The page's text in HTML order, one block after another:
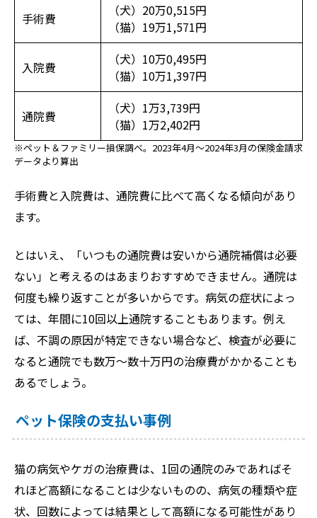
手術費
（犬）20万0,515円
（猫）19万1,571円
入院費
（犬）10万0,495円
（猫）10万1,397円
通院費
（犬）1万3,739円
（猫）1万2,402円
※ペット＆ファミリー損保調べ。2023年4月～2024年3月の保険金請求
データより算出
手術費と入院費は、通院費に比べて高くなる傾向があり
ます。
とはいえ、「いつもの通院費は安いから通院補償は必要
ない」と考えるのはあまりおすすめできません。通院は
何度も繰り返すことが多いからです。病気の症状によっ
ては、年間に10回以上通院することもあります。例え
ば、不調の原因が特定できない場合など、検査が必要に
なると通院でも数万～数十万円の治療費がかかることも
あるでしょう。
ペット保険の支払い事例
猫の病気やケガの治療費は、1回の通院のみであればそ
れほど高額になることは少ないものの、病気の種類や症
状、回数によっては結果として高額になる可能性があり